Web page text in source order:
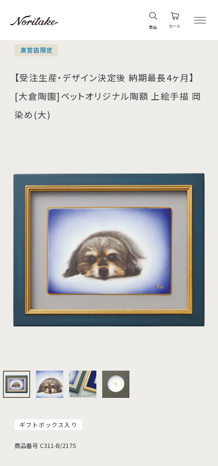
商品 カート
直営店限定
【受注生産・デザイン決定後 納期最長4ヶ月】
[大倉陶園]ペットオリジナル陶額 上絵手描 岡
染め(大)
ギフトボックス入り
商品番号 C311-B/217S